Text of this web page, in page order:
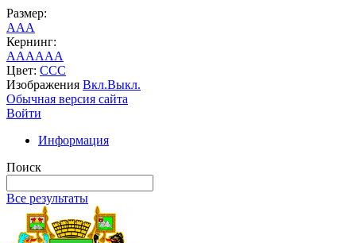
Размер:
AAA
Кернинг:
AAAAAA
Цвет: CCC
Изображения Вкл.Выкл.
Обычная версия сайта
Войти
Информация
Поиск
Все результаты